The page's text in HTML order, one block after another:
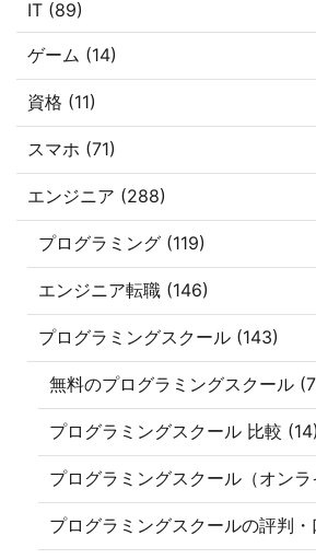
IT (89)
ゲーム (14)
資格 (11)
スマホ (71)
エンジニア (288)
プログラミング (119)
エンジニア転職 (146)
プログラミングスクール (143)
無料のプログラミングスクール
プログラミングスクール 比較 (14)
プログラミングスクール（オン
プログラミングスクールの評判